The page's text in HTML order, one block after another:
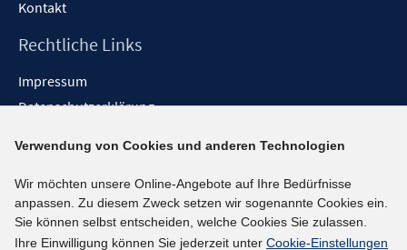
Kontakt
Rechtliche Links
Impressum
Datenschutzerklärung
Barrieren melden
Social-Media-Kanäle
BlueSky
Verwendung von Cookies und anderen Technologien
Wir möchten unsere Online-Angebote auf Ihre Bedürfnisse
anpassen. Zu diesem Zweck setzen wir sogenannte Cookies ein.
Sie können selbst entscheiden, welche Cookies Sie zulassen.
Ihre Einwilligung können Sie jederzeit unter Cookie-Einstellungen